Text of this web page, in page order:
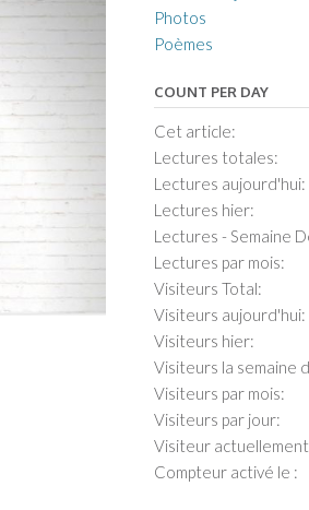
Photos
Poèmes
COUNT PER DAY
Cet article:
Lectures totales:
Lectures aujourd'hui:
Lectures hier:
Lectures - Semaine
Lectures par mois:
Visiteurs Total:
Visiteurs aujourd'hui:
Visiteurs hier:
Visiteurs la semaine
Visiteurs par mois:
Visiteurs par jour:
Visiteur actuellement
Compteur activé le :